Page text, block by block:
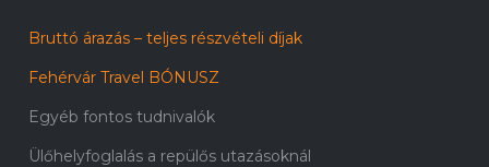
Bruttó árazás – teljes részvételi díjak
Fehérvár Travel BÓNUSZ
Egyéb fontos tudnivalók
Ülőhelyfoglalás a repülős utazásoknál